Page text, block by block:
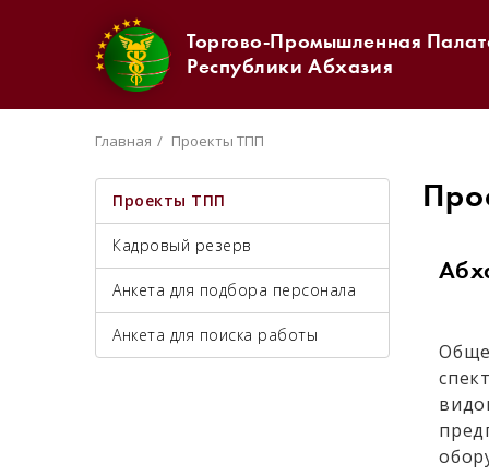
Торгово-Промышленная
Республики Абхазия
Главная Проекты ТПП
Проекты ТПП
Кадровый резерв
Анкета для подбора персонала
Анкета для поиска работы